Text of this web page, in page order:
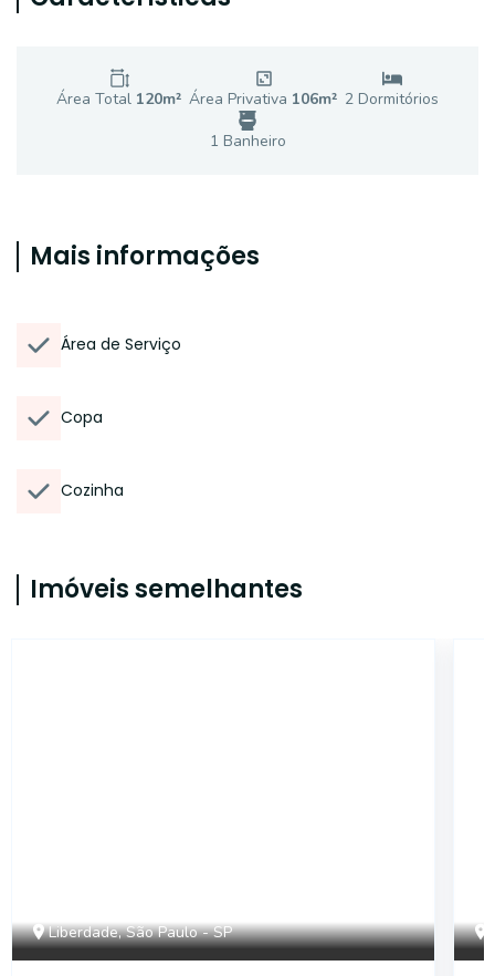
Área Total 120m² Área Privativa 106m² 2 Dormitórios
1 Banheiro
Mais informações
Área de Serviço
Copa
Cozinha
Imóveis semelhantes
Liberdade, São Paulo - SP